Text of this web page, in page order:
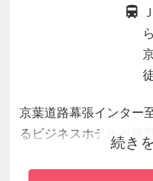
京葉道路幕張インター
るビジネスホテル※毎
料シャトルバスも運行
続き